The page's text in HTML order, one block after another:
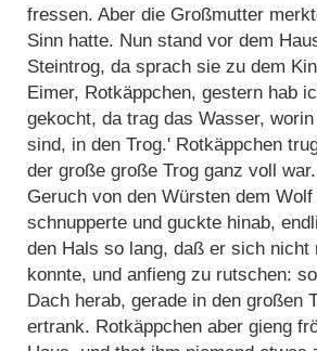
fressen. Aber die Großmutter
Sinn hatte. Nun stand vor dem
Steintrog, da sprach sie zu dem
Eimer, Rotkäppchen, gestern hab
gekocht, da trag das Wasser,
sind, in den Trog.' Rotkäppchen
der große große Trog ganz voll
Geruch von den Würsten dem
schnupperte und guckte hinab,
den Hals so lang, daß er sich nicht
konnte, und anfieng zu rutschen:
Dach herab, gerade in den großen
ertrank. Rotkäppchen aber gieng